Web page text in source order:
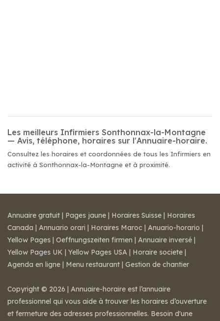
Les meilleurs Infirmiers Sonthonnax-la-Montagne
— Avis, téléphone, horaires sur l'Annuaire-horaire.
Consultez les horaires et coordonnées de tous les Infirmiers en
activité à Sonthonnax-la-Montagne et à proximité.
Annuaire gratuit | Pages jaune | Horaires Suisse | Horaires
Canada | Annuario orari | Horaires Maroc | Anuario-horario |
Yellow Pages | Oeffnungszeiten firmen | Annuaire inversé |
Yellow Pages UK | Yellow Pages USA | Horaire societe |
Agenda en ligne | Menu restaurant | Gestion de chantier
Copyright © 2026 | Annuaire-horaire est l’annuaire
professionnel qui vous aide à trouver les horaires d’ouverture
et fermeture des adresses professionnelles. Besoin d'une